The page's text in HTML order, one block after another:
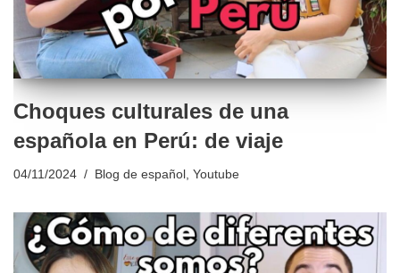
Choques culturales de una
española en Perú: de viaje
04/11/2024 Blog de español Youtube